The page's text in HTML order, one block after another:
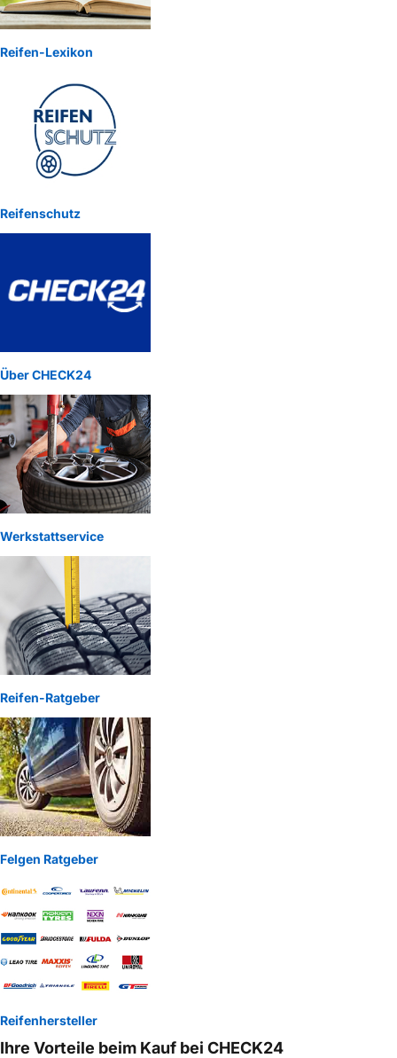
Reifen-Lexikon
Reifenschutz
Über CHECK24
Werkstattservice
Reifen-Ratgeber
Felgen Ratgeber
Reifenhersteller
Ihre Vorteile beim Kauf bei CHECK24